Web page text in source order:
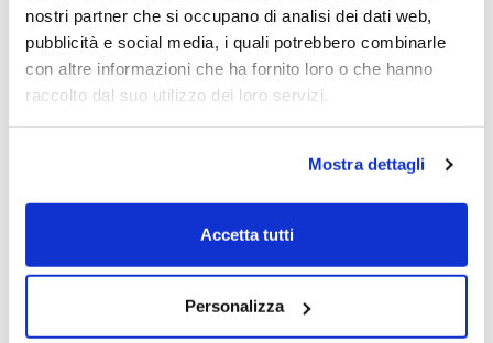
nostri partner che si occupano di analisi dei dati web,
pubblicità e social media, i quali potrebbero combinarle
con altre informazioni che ha fornito loro o che hanno
raccolto dal suo utilizzo dei loro servizi.
Mostra dettagli
Accetta tutti
Personalizza